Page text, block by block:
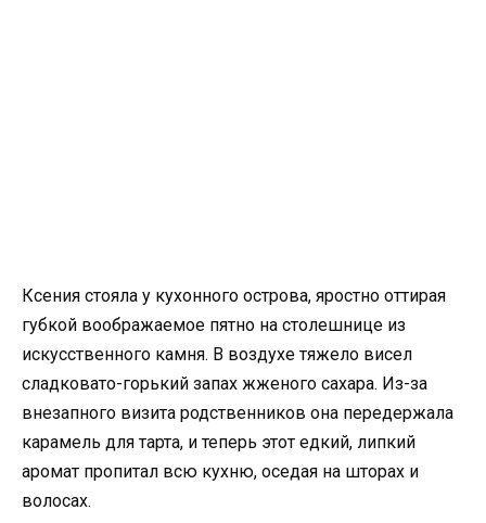
Ксения стояла у кухонного острова, яростно оттирая
губкой воображаемое пятно на столешнице из
искусственного камня. В воздухе тяжело висел
сладковато-горький запах жженого сахара. Из-за
внезапного визита родственников она передержала
карамель для тарта, и теперь этот едкий, липкий
аромат пропитал всю кухню, оседая на шторах и
волосах.